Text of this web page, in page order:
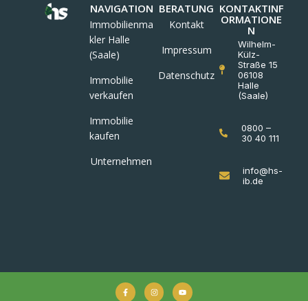
NAVIGATION
Immobilienma
kler Halle
(Saale)
Immobilie
verkaufen
Immobilie
kaufen
Unternehmen
BERATUNG
Kontakt
Impressum
Datenschutz
KONTAKTINF
ORMATIONE
N
Wilhelm-
Külz-
Straße 15
06108
Halle
(Saale)
0800 –
30 40 111
info@hs-
ib.de